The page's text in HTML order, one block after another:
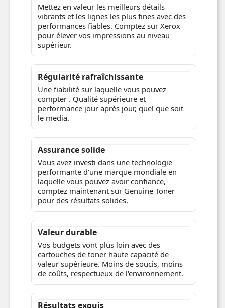
Mettez en valeur les meilleurs détails
vibrants et les lignes les plus fines avec des
performances fiables. Comptez sur Xerox
pour élever vos impressions au niveau
supérieur.
Régularité rafraîchissante
Une fiabilité sur laquelle vous pouvez
compter . Qualité supérieure et
performance jour après jour, quel que soit
le media.
Assurance solide